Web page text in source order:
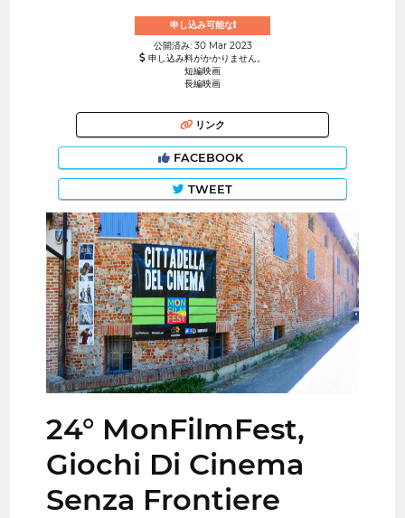
申し込み可能な!
公開済み: 30 Mar 2023
申し込み料がかかりません。
短編映画
長編映画
リンク
FACEBOOK
TWEET
24° MonFilmFest,
Giochi Di Cinema
Senza Frontiere